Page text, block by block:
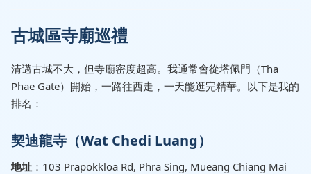
古城區寺廟巡禮
清邁古城不大，但寺廟密度超高。我通常會從塔佩門（Tha
Phae Gate）開始，一路往西走，一天能逛完精華。以下是我的
排名：
契迪龍寺（Wat Chedi Luang）
地址 ：103 Prapokkloa Rd, Phra Sing, Mueang Chiang Mai